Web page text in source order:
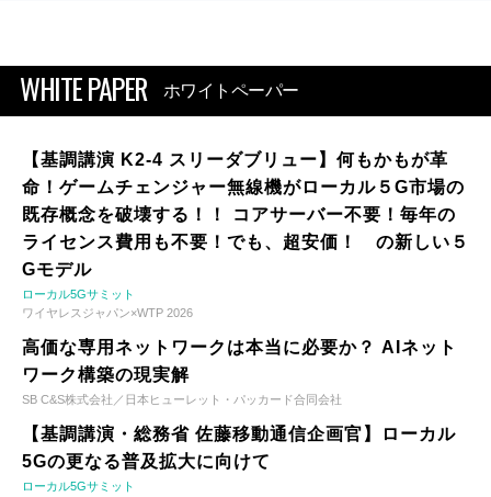
WHITE PAPER ホワイトペーパー
【基調講演 K2-4 スリーダブリュー】何もかもが革
命！ゲームチェンジャー無線機がローカル５G市場の
既存概念を破壊する！！ コアサーバー不要！毎年の
ライセンス費用も不要！でも、超安価！ の新しい５
Gモデル
ローカル5Gサミット
ワイヤレスジャパン×WTP 2026
高価な専用ネットワークは本当に必要か？ AIネット
ワーク構築の現実解
SB C&S株式会社／日本ヒューレット・パッカード合同会社
【基調講演・総務省 佐藤移動通信企画官】ローカル
5Gの更なる普及拡大に向けて
ローカル5Gサミット